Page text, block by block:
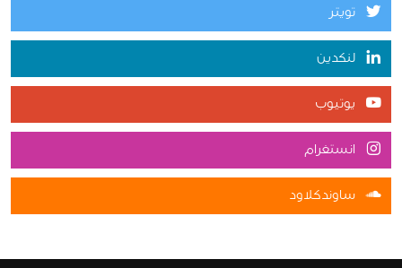
تويتر
لنكدين
يوتيوب
انستغرام
ساوندكلاود